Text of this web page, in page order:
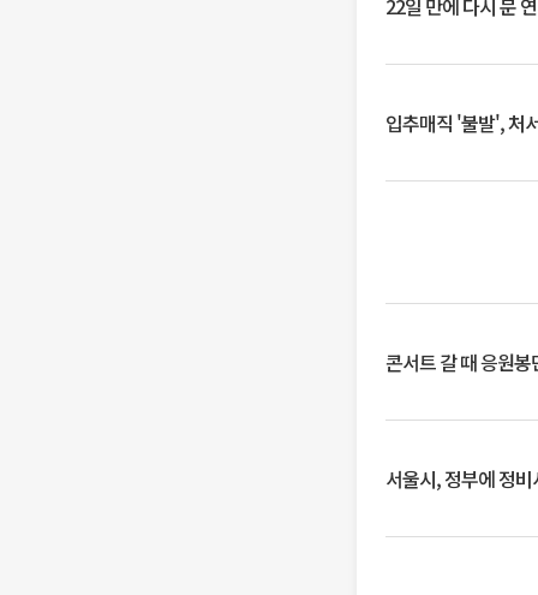
22일 만에 다시 문
입추매직 '불발', 처
콘서트 갈 때 응원
서울시, 정부에 정